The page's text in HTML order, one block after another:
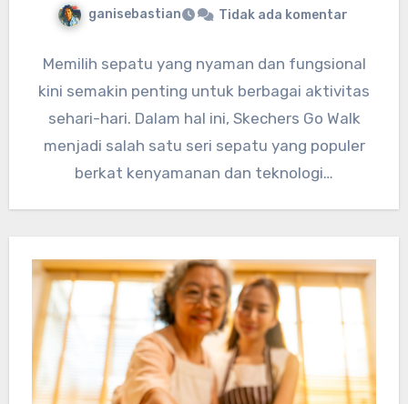
ganisebastian Tidak ada komentar
Memilih sepatu yang nyaman dan fungsional
kini semakin penting untuk berbagai aktivitas
sehari-hari. Dalam hal ini, Skechers Go Walk
menjadi salah satu seri sepatu yang populer
berkat kenyamanan dan teknologi…